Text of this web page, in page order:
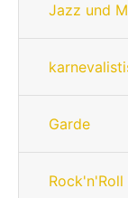
Jazz und
Garde